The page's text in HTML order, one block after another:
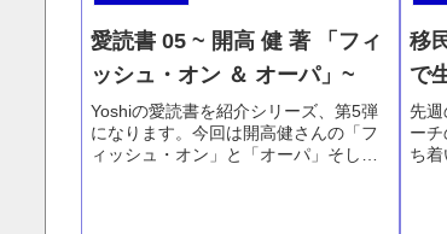
愛読書 05 ~ 開高 健 著 「フィ
ッシュ・オン ＆ オーパ」~
Yoshiの愛読書を紹介シリーズ、第5弾
になります。今回は開高健さんの「フ
ィッシュ・オン」と「オーパ」そして
移
で
先週
ー
ち着